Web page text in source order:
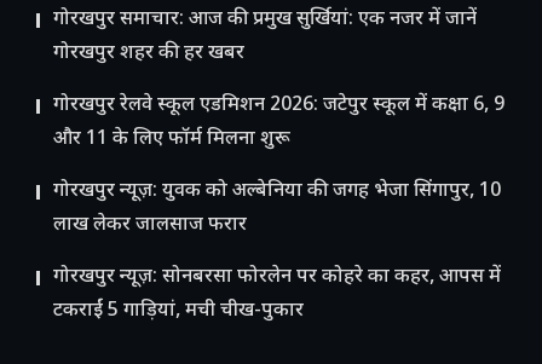
गोरखपुर समाचार: आज की प्रमुख सुर्खियां: एक नजर में जानें
गोरखपुर शहर की हर खबर
गोरखपुर रेलवे स्कूल एडमिशन 2026: जटेपुर स्कूल में कक्षा 6, 9
और 11 के लिए फॉर्म मिलना शुरू
गोरखपुर न्यूज़: युवक को अल्बेनिया की जगह भेजा सिंगापुर, 10
लाख लेकर जालसाज फरार
गोरखपुर न्यूज़: सोनबरसा फोरलेन पर कोहरे का कहर, आपस में
टकराईं 5 गाड़ियां, मची चीख-पुकार